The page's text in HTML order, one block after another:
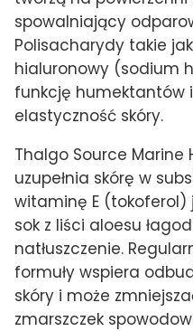
spowalniający
Polisacharydy takie
hialuronowy (sodium
funkcję humektantów
elastyczność skóry.
Thalgo Source
uzupełnia skórę w
witaminę E
sok z liści aloesu
natłuszczenie.
formuły wspiera
skóry i może
zmarszczek